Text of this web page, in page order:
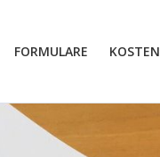
FORMULARE KOSTEN